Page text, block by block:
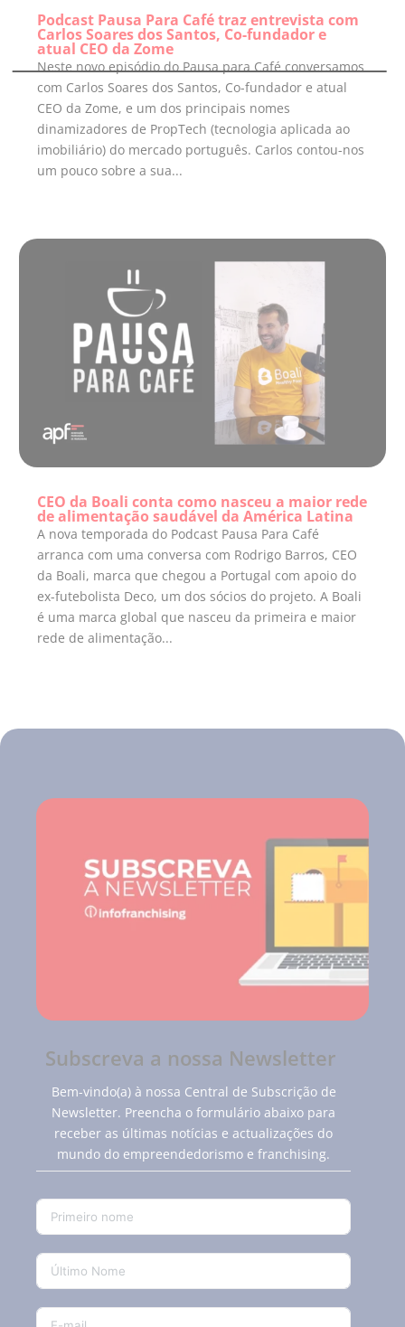
Podcast Pausa Para Café traz entrevista com
Carlos Soares dos Santos, Co-fundador e
atual CEO da Zome
Neste novo episódio do Pausa para Café conversamos
com Carlos Soares dos Santos, Co-fundador e atual
CEO da Zome, e um dos principais nomes
dinamizadores de PropTech (tecnologia aplicada ao
imobiliário) do mercado português. Carlos contou-nos
um pouco sobre a sua...
CEO da Boali conta como nasceu a maior rede
de alimentação saudável da América Latina
A nova temporada do Podcast Pausa Para Café
arranca com uma conversa com Rodrigo Barros, CEO
da Boali, marca que chegou a Portugal com apoio do
ex-futebolista Deco, um dos sócios do projeto. A Boali
é uma marca global que nasceu da primeira e maior
rede de alimentação...
Subscreva a nossa Newsletter
Bem-vindo(a) à nossa Central de Subscrição de
Newsletter. Preencha o formulário abaixo para
receber as últimas notícias e actualizações do
mundo do empreendedorismo e franchising.